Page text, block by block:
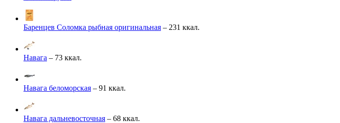
Баренцев Соломка рыбная оригинальная – 231 ккал.
Навага – 73 ккал.
Навага беломорская – 91 ккал.
Навага дальневосточная – 68 ккал.